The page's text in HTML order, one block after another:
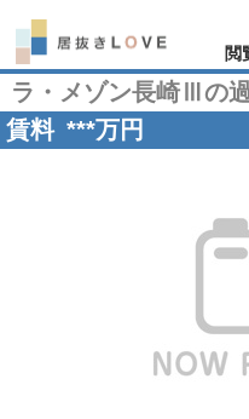
閲
ラ・メゾン長崎Ⅲの
賃料 ***万円